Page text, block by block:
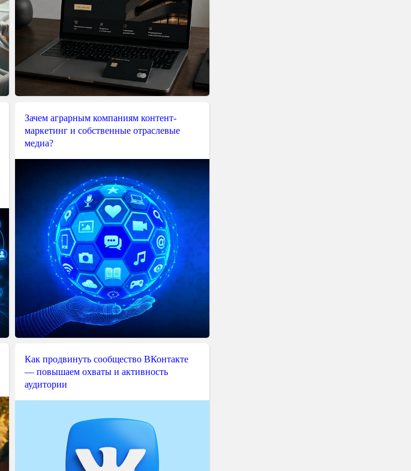
Зачем аграрным компаниям контент-
маркетинг и собственные отраслевые
медиа?
Как продвинуть сообщество ВКонтакте
— повышаем охваты и активность
аудитории